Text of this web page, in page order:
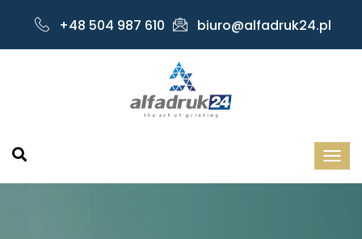
+48 504 987 610 biuro@alfadruk24.pl